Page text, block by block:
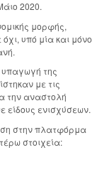
2020.
μορφής,
υπό μία και μόνο
υπαγωγή της
με τις
την αναστολή
είδους ενισχύσεων.
στην πλατφόρμα
στοιχεία: